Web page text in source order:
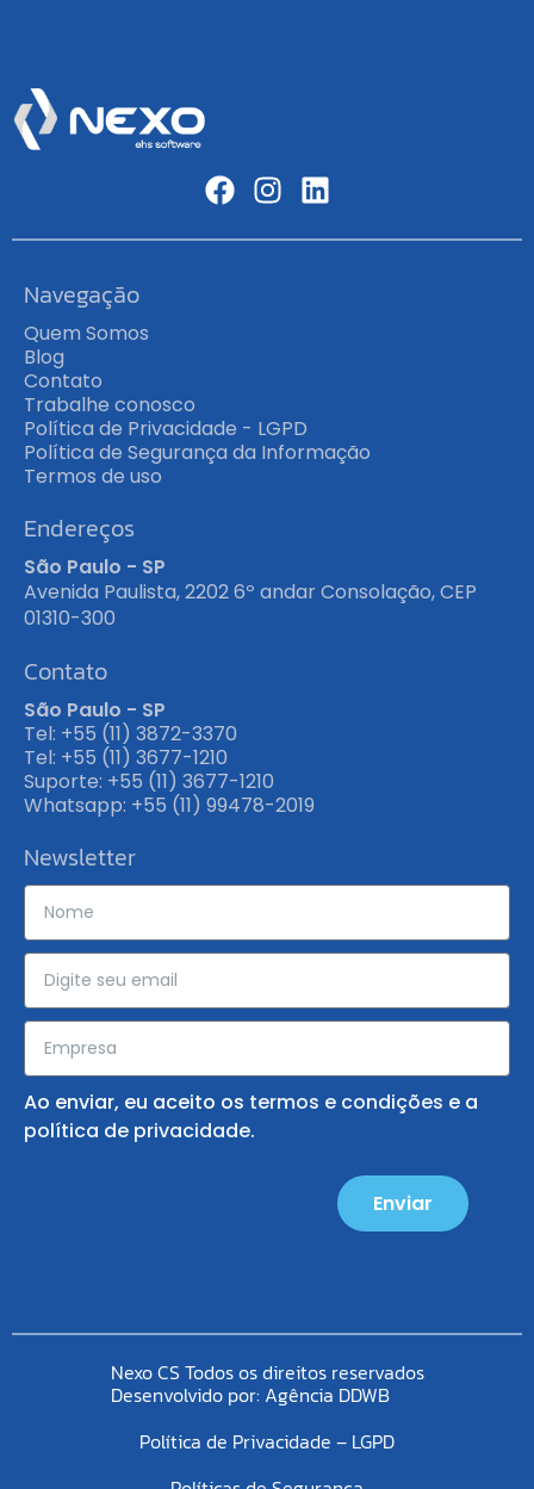
Navegação
Quem Somos
Blog
Contato
Trabalhe conosco
Política de Privacidade - LGPD
Política de Segurança da Informação
Termos de uso
Endereços
São Paulo - SP
Avenida Paulista, 2202 6º andar Consolação, CEP
01310-300
Contato
São Paulo - SP
Tel: +55 (11) 3872-3370
Tel: +55 (11) 3677-1210
Suporte: +55 (11) 3677-1210
Whatsapp: +55 (11) 99478-2019
Newsletter
Ao enviar, eu aceito os termos e condições e a
política de privacidade.
Enviar
Nexo CS Todos os direitos reservados
Desenvolvido por: Agência DDWB
Política de Privacidade – LGPD